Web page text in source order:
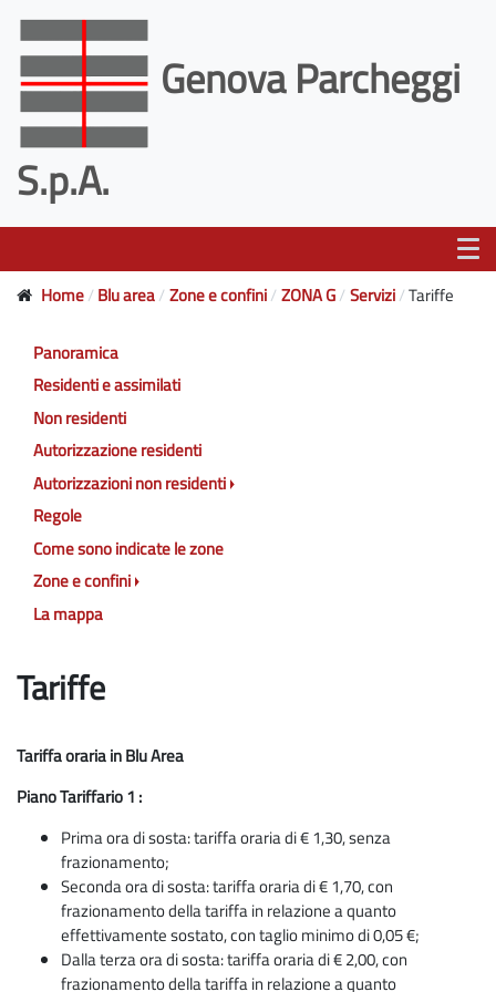
Genova Parcheggi
S.p.A.
Home Blu area Zone e confini ZONA G Servizi Tariffe
Tariffe
Tariffa oraria in Blu Area
Piano Tariffario 1 :
Prima ora di sosta: tariffa oraria di € 1,30, senza
frazionamento;
Seconda ora di sosta: tariffa oraria di € 1,70, con
frazionamento della tariffa in relazione a quanto
effettivamente sostato, con taglio minimo di 0,05 €;
Dalla terza ora di sosta: tariffa oraria di € 2,00, con
frazionamento della tariffa in relazione a quanto
Panoramica
Residenti e assimilati
Non residenti
Autorizzazione residenti
Autorizzazioni non residenti
Regole
Come sono indicate le zone
Zone e confini
La mappa